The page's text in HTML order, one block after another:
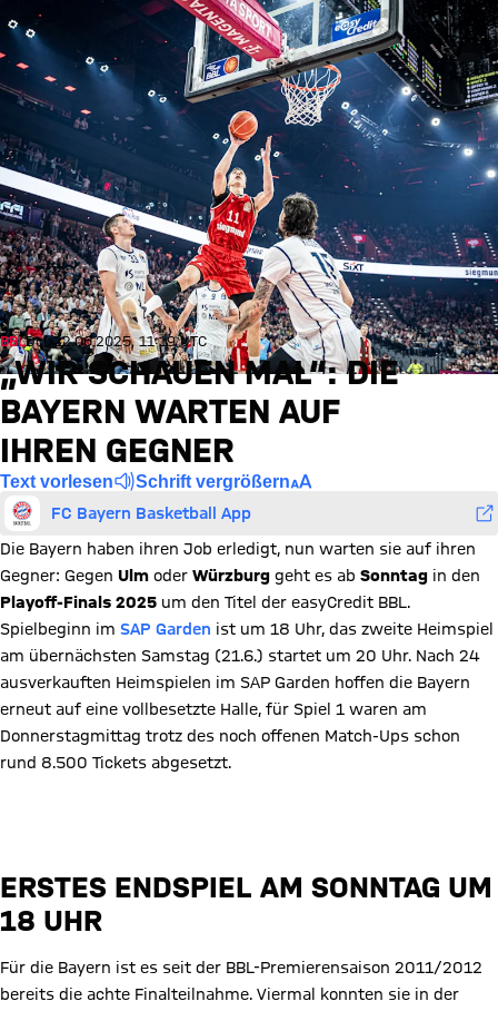
BBLDo., 12.06.2025, 11:19 UTC
„WIR SCHAUEN MAL“: DIE
BAYERN WARTEN AUF
IHREN GEGNER
Text vorlesen Schrift vergrößern
FC Bayern Basketball App
Die Bayern haben ihren Job erledigt, nun warten sie auf ihren
Gegner: Gegen Ulm oder Würzburg geht es ab Sonntag in den
Playoff-Finals 2025 um den Titel der easyCredit BBL.
Spielbeginn im SAP Garden ist um 18 Uhr, das zweite Heimspiel
am übernächsten Samstag (21.6.) startet um 20 Uhr. Nach 24
ausverkauften Heimspielen im SAP Garden hoffen die Bayern
erneut auf eine vollbesetzte Halle, für Spiel 1 waren am
Donnerstagmittag trotz des noch offenen Match-Ups schon
rund 8.500 Tickets abgesetzt.
ERSTES ENDSPIEL AM SONNTAG UM
18 UHR
Für die Bayern ist es seit der BBL-Premierensaison 2011/2012
bereits die achte Finalteilnahme. Viermal konnten sie in der